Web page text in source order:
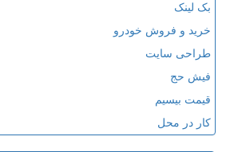
بک لینک
خرید و فروش خودرو
طراحی سایت
فیش حج
قیمت بیسیم
کار در محل